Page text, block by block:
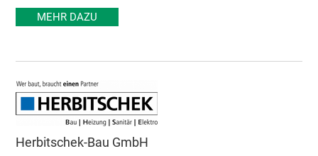
MEHR DAZU
Herbitschek-Bau GmbH